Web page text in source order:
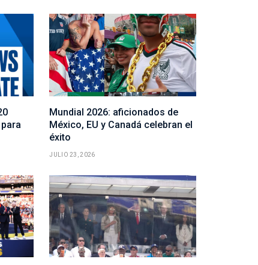
Mundial 2026: aficionados de
México, EU y Canadá celebran el
éxito
JULIO 23, 2026